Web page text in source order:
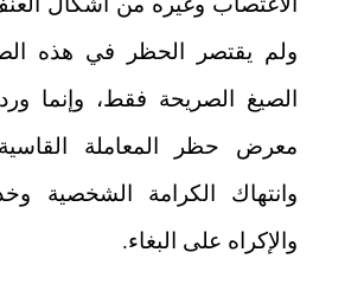
ولم يقتصر الحظر في هذه
الصيغ الصريحة فقط، وإنما
معرض حظر المعاملة
وانتهاك الكرامة الشخصية
والإكراه على البغاء.